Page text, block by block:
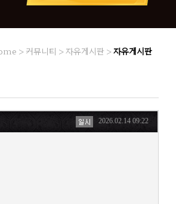
> 커뮤니티 > 자유게시판 >자유게시판
2026.02.14 09:22